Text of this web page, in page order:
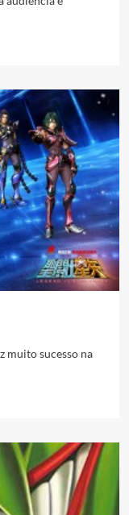
muito sucesso na